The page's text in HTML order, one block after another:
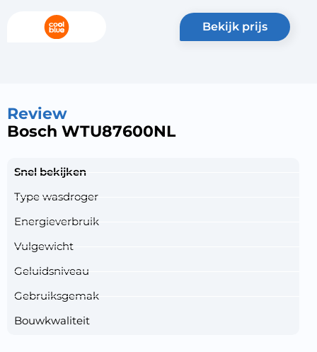
bekijk prijs
Review
Bosch WTU87600NL
Snel bekijken
Type wasdroger
Energieverbruik
Vulgewicht
Geluidsniveau
Gebruiksgemak
Bouwkwaliteit